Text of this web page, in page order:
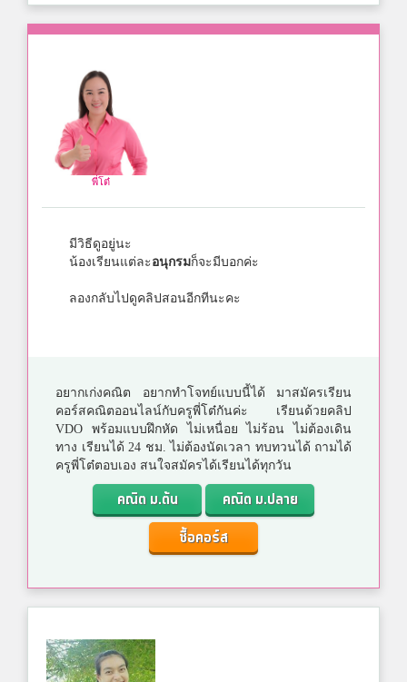
พี่โต๋
มีวิธีดูอยู่นะ
น้องเรียนแต่ละอนุกรมก็จะมีบอกค่ะ
ลองกลับไปดูคลิปสอนอีกทีนะคะ
อยากเก่งคณิต อยากทำโจทย์แบบนี้ได้ มาสมัครเรียน
คอร์สคณิตออนไลน์กับครูพี่โต๋กันค่ะ เรียนด้วยคลิป
VDO พร้อมแบบฝึกหัด ไม่เหนื่อย ไม่ร้อน ไม่ต้องเดิน
ทาง เรียนได้ 24 ชม. ไม่ต้องนัดเวลา ทบทวนได้ ถามได้
ครูพี่โต๋ตอบเอง สนใจสมัครได้เรียนได้ทุกวัน
คณิต ม.ต้น
คณิต ม.ปลาย
ซื้อคอร์ส